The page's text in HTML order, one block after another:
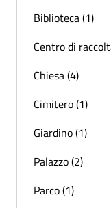
Biblioteca (1)
Centro di
Chiesa (4)
Cimitero (1)
Giardino (1)
Palazzo (2)
Parco (1)